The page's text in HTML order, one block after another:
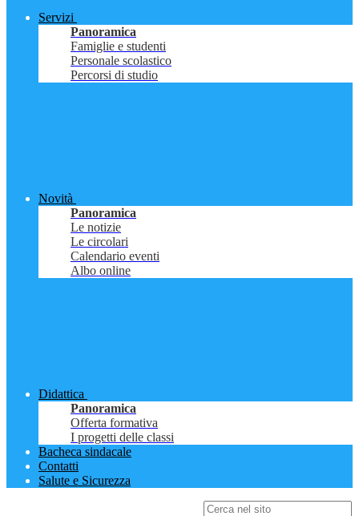
Servizi
Panoramica
Famiglie e studenti
Personale scolastico
Percorsi di studio
Novità
Panoramica
Le notizie
Le circolari
Calendario eventi
Albo online
Didattica
Panoramica
Offerta formativa
I progetti delle classi
Bacheca sindacale
Contatti
Salute e Sicurezza